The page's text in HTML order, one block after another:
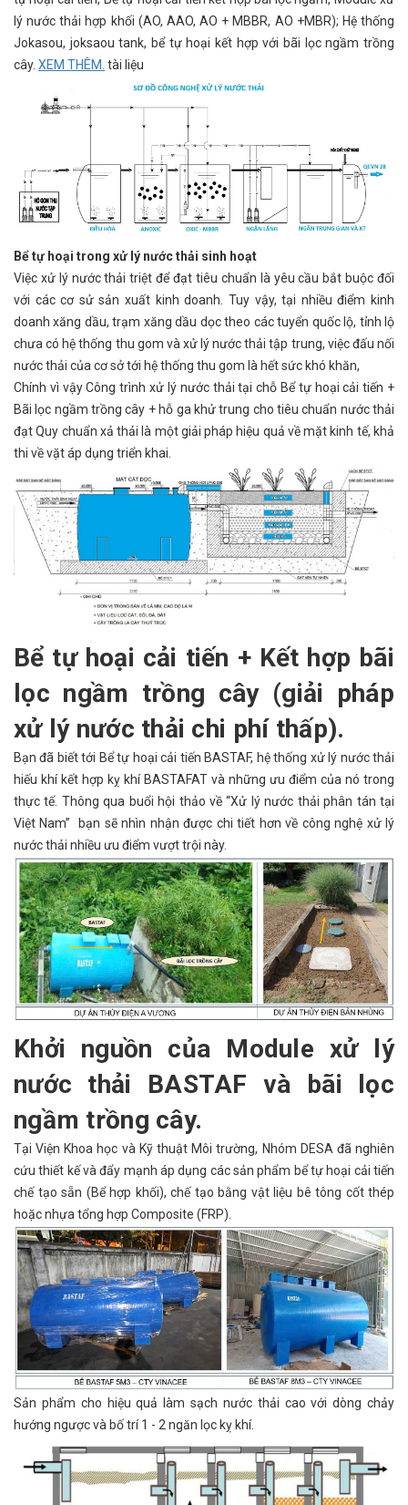
lý nước thải hợp khối (AO, AAO, AO + MBBR, AO +MBR); Hệ thống
Jokasou, joksaou tank, bể tự hoại kết hợp với bãi lọc ngầm trồng
cây. XEM THÊM. tài liệu
Bể tự hoại trong xử lý nước thải sinh hoạt
Việc xử lý nước thải triệt để đạt tiêu chuẩn là yêu cầu bắt buộc đối
với các cơ sử sản xuất kinh doanh. Tuy vậy, tại nhiều điểm kinh
doanh xăng dầu, trạm xăng dầu dọc theo các tuyển quốc lộ, tỉnh lộ
chưa có hệ thống thu gom và xử lý nước thải tập trung, việc đấu nối
nước thải của cơ sở tới hệ thống thu gom là hết sức khó khăn,
Chính vì vậy Công trình xử lý nước thải tại chỗ Bể tự hoại cải tiến +
Bãi lọc ngầm trồng cây + hỗ ga khử trung cho tiêu chuẩn nước thải
đạt Quy chuẩn xả thải là một giải pháp hiệu quả về mặt kinh tế, khả
thi về vặt áp dụng triển khai.
Bể tự hoại cải tiến + Kết hợp bãi
lọc ngầm trồng cây (giải pháp
xử lý nước thải chi phí thấp).
Bạn đã biết tới Bể tự hoại cải tiến BASTAF, hệ thống xử lý nước thải
hiếu khí kết hợp kỵ khí BASTAFAT và những ưu điểm của nó trong
thực tế. Thông qua buổi hội thảo về “Xử lý nước thải phân tán tại
Việt Nam” bạn sẽ nhìn nhận được chi tiết hơn về công nghệ xử lý
nước thải nhiều ưu điểm vượt trội này.
Khởi nguồn của Module xử lý
nước thải BASTAF và bãi lọc
ngầm trồng cây.
Tại Viện Khoa học và Kỹ thuật Môi trường, Nhóm DESA đã nghiên
cứu thiết kế và đẩy mạnh áp dụng các sản phẩm bể tự hoại cải tiến
chế tạo sẵn (Bể hợp khối), chế tạo bằng vật liệu bê tông cốt thép
hoặc nhựa tổng hợp Composite (FRP).
Sản phẩm cho hiệu quả làm sạch nước thải cao với dòng chảy
hướng ngược và bố trí 1 - 2 ngăn lọc kỵ khí.